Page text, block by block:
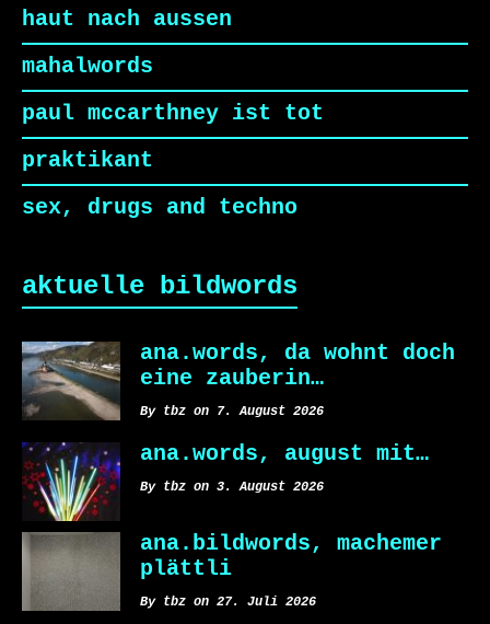
haut nach aussen
mahalwords
paul mccarthney ist tot
praktikant
sex, drugs and techno
aktuelle bildwords
ana.words, da wohnt doch
eine zauberin…
By tbz on 7. August 2026
ana.words, august mit…
By tbz on 3. August 2026
ana.bildwords, machemer
plättli
By tbz on 27. Juli 2026